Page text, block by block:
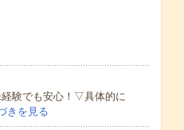
験でも安心！▽具体的に
きを見る